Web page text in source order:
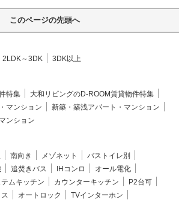
このページの先頭へ
2LDK～3DK 3DK以上
特集
大和リビングのD-ROOM賃貸物件特集
マンション
新築・築浅アパート・マンション
ンション
南向き メゾネット
バストイレ別
追焚きバス IHコンロ
オール電化
テムキッチン カウンターキッチン
P2台可
オートロック
TVインターホン